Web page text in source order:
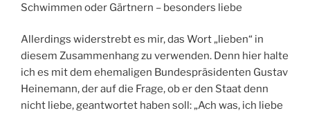
Schwimmen oder Gärtnern – besonders liebe
Allerdings widerstrebt es mir, das Wort „lieben“ in
diesem Zusammenhang zu verwenden. Denn hier halte
ich es mit dem ehemaligen Bundespräsidenten Gustav
Heinemann, der auf die Frage, ob er den Staat denn
nicht liebe, geantwortet haben soll: „Ach was, ich liebe